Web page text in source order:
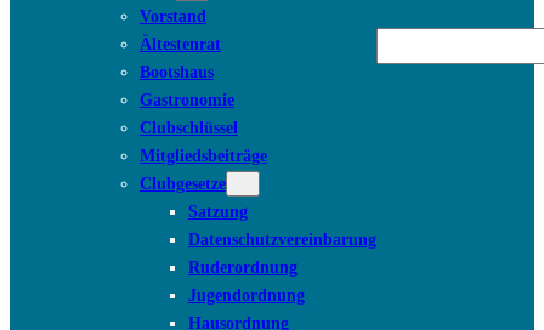
Vorstand
Ältestenrat
Bootshaus
Gastronomie
Clubschlüssel
Mitgliedsbeiträge
Clubgesetze
Satzung
Datenschutzvereinbarung
Ruderordnung
Jugendordnung
Hausordnung